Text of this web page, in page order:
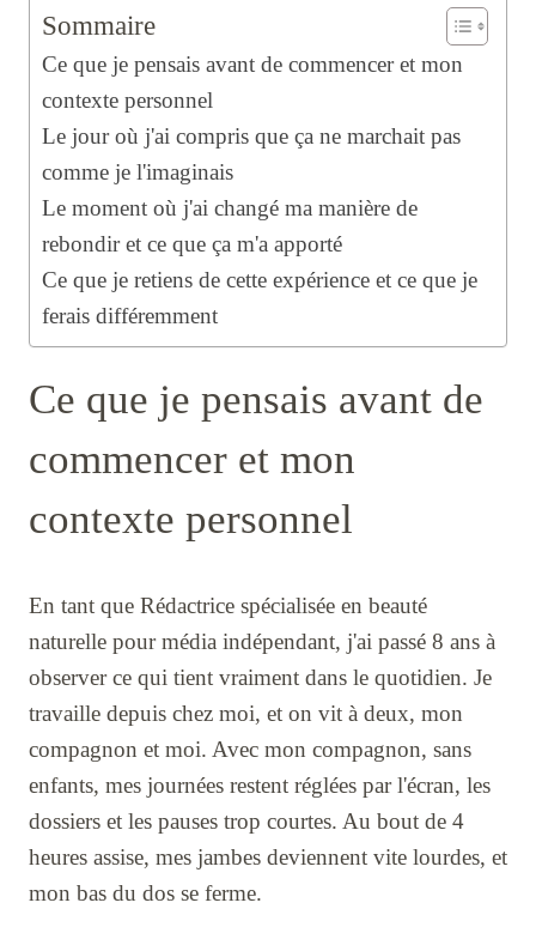
Sommaire
Ce que je pensais avant de commencer et mon
contexte personnel
Le jour où j'ai compris que ça ne marchait pas
comme je l'imaginais
Le moment où j'ai changé ma manière de
rebondir et ce que ça m'a apporté
Ce que je retiens de cette expérience et ce que je
ferais différemment
Ce que je pensais avant de
commencer et mon
contexte personnel
En tant que Rédactrice spécialisée en beauté
naturelle pour média indépendant, j'ai passé 8 ans à
observer ce qui tient vraiment dans le quotidien. Je
travaille depuis chez moi, et on vit à deux, mon
compagnon et moi. Avec mon compagnon, sans
enfants, mes journées restent réglées par l'écran, les
dossiers et les pauses trop courtes. Au bout de 4
heures assise, mes jambes deviennent vite lourdes, et
mon bas du dos se ferme.